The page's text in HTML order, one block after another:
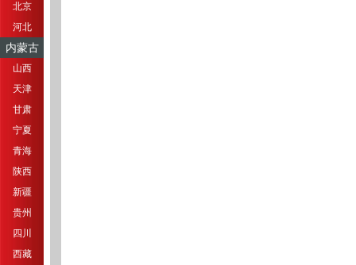
北京
河北
内蒙古
山西
天津
甘肃
宁夏
青海
陕西
新疆
贵州
四川
西藏